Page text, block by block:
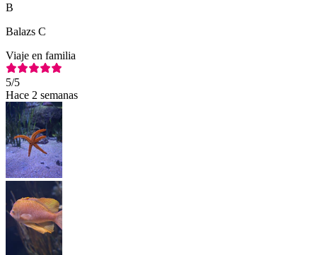
B
Balazs C
Viaje en familia
5/5
Hace 2 semanas